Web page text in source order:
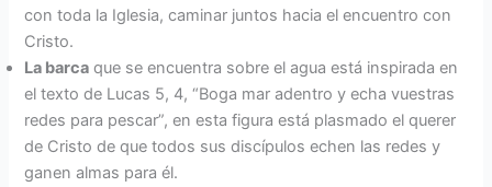
con toda la Iglesia, caminar juntos hacia el encuentro con
Cristo.
La barca que se encuentra sobre el agua está inspirada en
el texto de Lucas 5, 4, “Boga mar adentro y echa vuestras
redes para pescar”, en esta figura está plasmado el querer
de Cristo de que todos sus discípulos echen las redes y
ganen almas para él.